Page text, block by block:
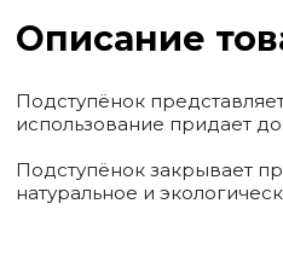
Описание
Подступёнок
использование придает
Подступёнок закрывает
натуральное и